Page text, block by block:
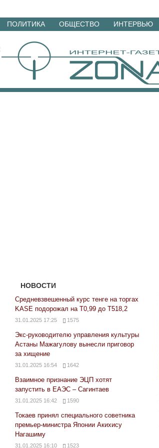
Перейти
материалам
ПОЛИТИКА ОБЩЕСТВО ИНТЕРВЬЮ
НОВОСТИ
Средневзвешенный курс тенге на торгах
KASE подорожал на Т0,99 до Т518,2
31.01.2025 17:25 1575
Экс-руководителю управления культуры
Астаны Мажагулову вынесли приговор
за хищение
31.01.2025 16:54 1642
Взаимное признание ЭЦП хотят
запустить в ЕАЭС – Сагинтаев
31.01.2025 16:42 1590
Токаев принял специального советника
премьер-министра Японии Акихису
Нагашиму
31.01.2025 16:10 1523